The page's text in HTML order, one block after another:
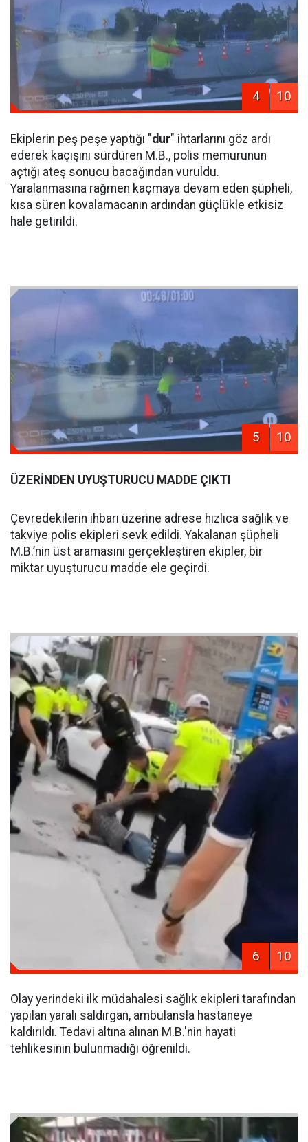
4 10
Ekiplerin peş peşe yaptığı "dur" ihtarlarını göz ardı
ederek kaçışını sürdüren M.B., polis memurunun
açtığı ateş sonucu bacağından vuruldu.
Yaralanmasına rağmen kaçmaya devam eden şüpheli,
kısa süren kovalamacanın ardından güçlükle etkisiz
hale getirildi.
5 10
ÜZERİNDEN UYUŞTURUCU MADDE ÇIKTI
Çevredekilerin ihbarı üzerine adrese hızlıca sağlık ve
takviye polis ekipleri sevk edildi. Yakalanan şüpheli
M.B.’nin üst aramasını gerçekleştiren ekipler, bir
miktar uyuşturucu madde ele geçirdi.
6 10
Olay yerindeki ilk müdahalesi sağlık ekipleri tarafından
yapılan yaralı saldırgan, ambulansla hastaneye
kaldırıldı. Tedavi altına alınan M.B.'nin hayati
tehlikesinin bulunmadığı öğrenildi.